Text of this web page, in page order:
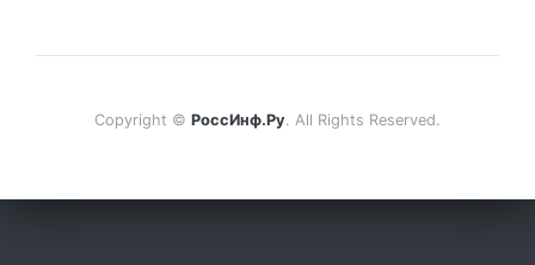
Copyright © РоссИнф.Ру. All Rights Reserved.